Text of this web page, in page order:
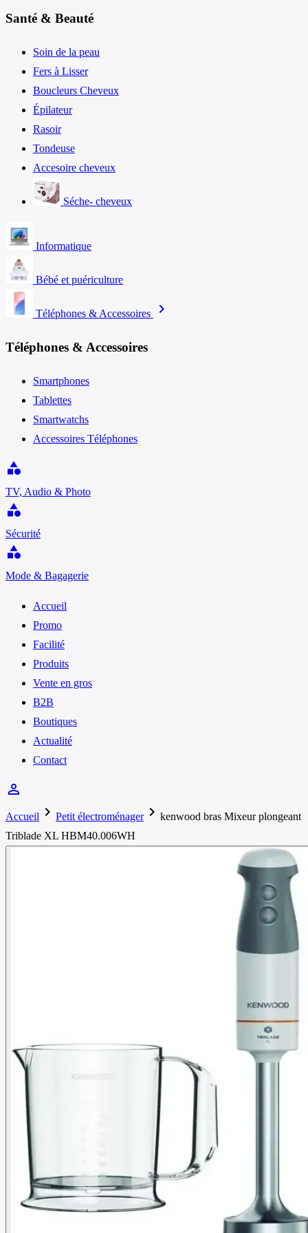
Santé & Beauté
Soin de la peau
Fers à Lisser
Boucleurs Cheveux
Épilateur
Rasoir
Tondeuse
Accesoire cheveux
Séche- cheveux
Informatique
Bébé et puériculture
Téléphones & Accessoires chevron_right
Téléphones & Accessoires
Smartphones
Tablettes
Smartwatchs
Accessoires Téléphones
category
TV, Audio & Photo
category
Sécurité
category
Mode & Bagagerie
Accueil
Promo
Facilité
Produits
Vente en gros
B2B
Boutiques
Actualité
Contact
person_outline
Accueil chevron_right Petit électroménagerchevron_right kenwood bras Mixeur plongeant
Triblade XL HBM40.006WH